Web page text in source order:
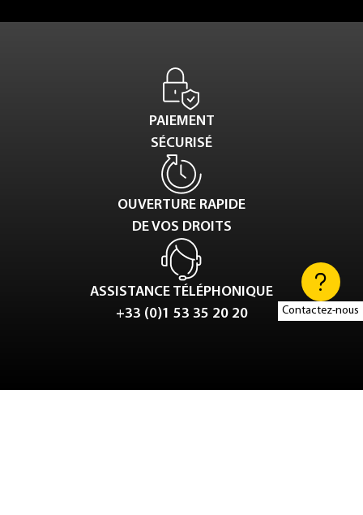
Contactez-nous
PAIEMENT
SÉCURISÉ
OUVERTURE RAPIDE
DE VOS DROITS
ASSISTANCE TÉLÉPHONIQUE
+33 (0)1 53 35 20 20